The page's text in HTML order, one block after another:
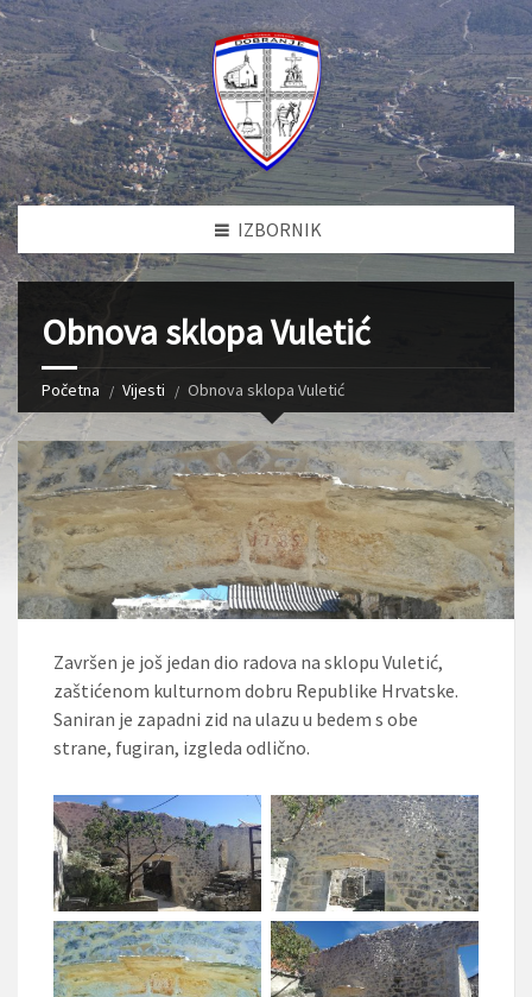
IZBORNIK
Obnova sklopa Vuletić
Početna Vijesti Obnova sklopa Vuletić
Završen je još jedan dio radova na sklopu Vuletić,
zaštićenom kulturnom dobru Republike Hrvatske.
Saniran je zapadni zid na ulazu u bedem s obe
strane, fugiran, izgleda odlično.